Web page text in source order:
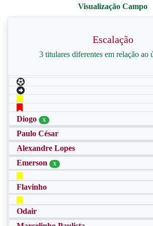
Escalação
3 titulares diferentes em relação ao
Diogo X
Paulo César
Alexandre Lopes
Emerson
X
Flavinho
Odair